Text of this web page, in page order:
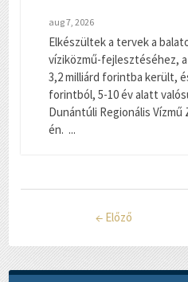
aug 7, 2026
Elkészültek a tervek a
víziközmű-fejlesztéséhez,
3,2 milliárd forintba került,
forintból, 5-10 év alatt
Dunántúli Regionális Vízmű
én. ...
← Előző